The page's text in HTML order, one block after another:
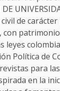
de
con
leyes
Política de
para
en la